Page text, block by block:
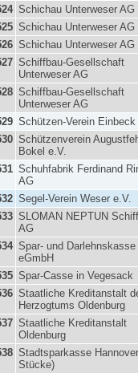
Schichau Unterweser AG
Schichau Unterweser AG
Schichau Unterweser AG
Schiffbau-Gesellschaft
Unterweser AG
Schiffbau-Gesellschaft
Unterweser AG
Schützen-Verein
Schützenverein
Bokel e.V.
Schuhfabrik Ferdinand
AG
Segel-Verein Weser e.V.
SLOMAN NEPTUN
AG
Spar- und Darlehnskasse
eGmbH
Spar-Casse in Vegesack
Staatliche Kreditanstalt
Herzogtums Oldenburg
Staatliche Kreditanstalt
Oldenburg
Stadtsparkasse
Stücke)